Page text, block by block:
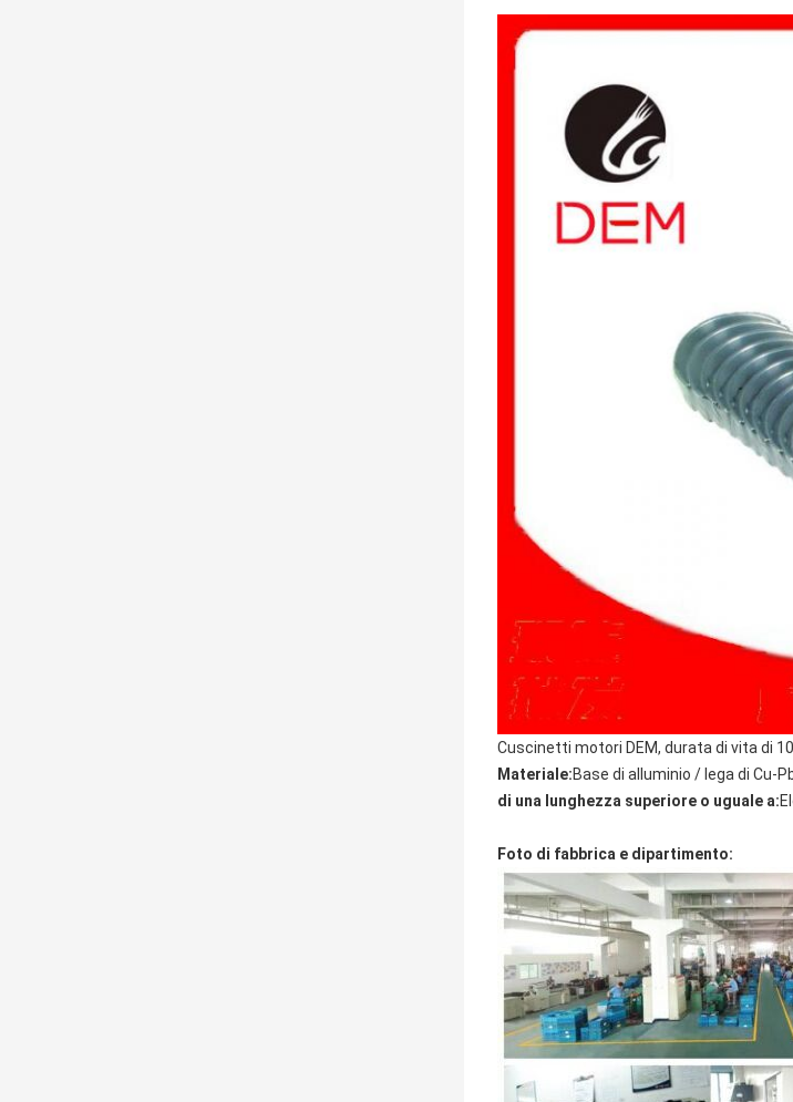
Cuscinetti motori DEM, durata di vita di
Materiale:Base di alluminio / lega di Cu-
di una lunghezza superiore o uguale a:
Foto di fabbrica e dipartimento: